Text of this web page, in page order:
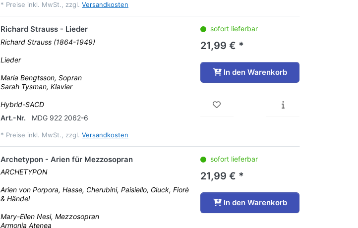
* Preise inkl. MwSt., zzgl. Versandkosten
Richard Strauss - Lieder
Richard Strauss (1864-1949)
Lieder
Maria Bengtsson, Sopran
Sarah Tysman, Klavier
Hybrid-SACD
Art.-Nr.
MDG 922 2062-6
* Preise inkl. MwSt., zzgl. Versandkosten
sofort lieferbar
21,99 € *
In den Warenkorb
Archetypon - Arien für Mezzosopran
ARCHETYPON
Arien von Porpora, Hasse, Cherubini, Paisiello, Gluck, Fiorè
& Händel
Mary-Ellen Nesi, Mezzosopran
Armonia Atenea
sofort lieferbar
21,99 € *
In den Warenkorb